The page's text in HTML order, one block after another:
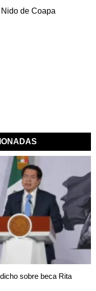
de Coapa
sobre beca Rita